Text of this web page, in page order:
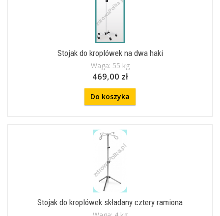
Stojak do kroplówek na dwa haki
Waga: 55 kg
469,00 zł
Do koszyka
Stojak do kroplówek składany cztery ramiona